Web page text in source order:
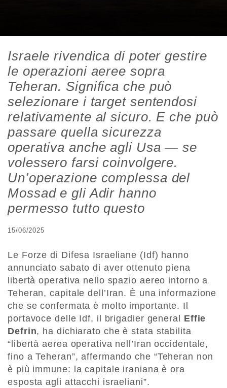
Israele rivendica di poter gestire
le operazioni aeree sopra
Teheran. Significa che può
selezionare i target sentendosi
relativamente al sicuro. E che può
passare quella sicurezza
operativa anche agli Usa — se
volessero farsi coinvolgere.
Un’operazione complessa del
Mossad e gli Adir hanno
permesso tutto questo
15/06/2025
Le Forze di Difesa Israeliane (Idf) hanno
annunciato sabato di aver ottenuto piena
libertà operativa nello spazio aereo intorno a
Teheran, capitale dell’Iran. È una informazione
che se confermata è molto importante. Il
portavoce delle Idf, il brigadier general Effie
Defrin, ha dichiarato che è stata stabilita
“libertà aerea operativa nell’Iran occidentale,
fino a Teheran”, affermando che “Teheran non
è più immune: la capitale iraniana è ora
esposta agli attacchi israeliani”.